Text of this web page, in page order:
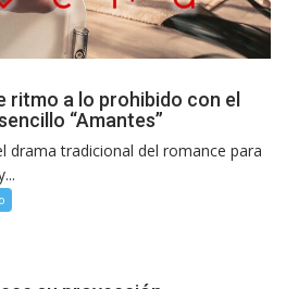
ritmo a lo prohibido con el
“Amantes”
drama tradicional del romance para